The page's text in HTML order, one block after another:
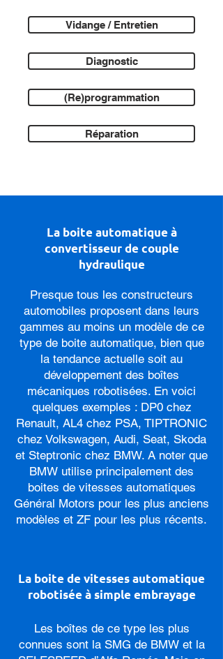
Vidange / Entretien
Diagnostic
(Re)programmation
Réparation
La boite automatique à
convertisseur de couple
hydraulique
Presque tous les constructeurs
automobiles proposent dans leurs
gammes au moins un modèle de ce
type de boite automatique, bien que
la tendance actuelle soit au
développement des boîtes
mécaniques robotisées. En voici
quelques exemples : DP0 chez
Renault, AL4 chez PSA, TIPTRONIC
chez Volkswagen, Audi, Seat, Skoda
et Steptronic chez BMW. A noter que
BMW utilise principalement des
boites de vitesses automatiques
Général Motors pour les plus anciens
modèles et ZF pour les plus récents.
La boite de vitesses automatique
robotisée à simple embrayage
Les boîtes de ce type les plus
connues sont la SMG de BMW et la